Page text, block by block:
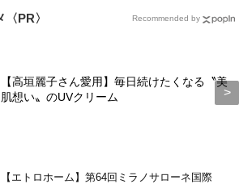
PR〉
【高垣麗子さん愛用】毎日続けたくなる〝美
肌想い〟のUVクリーム
Recommended by
【エトロホーム】第64回ミラノサローネ国際